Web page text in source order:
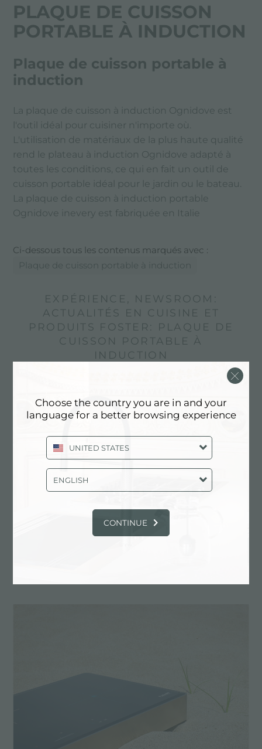
PLAQUE DE CUISSON
PORTABLE À INDUCTION
Plaque de cuisson portable à
induction
La plaque de cuisson à induction Ognidove est
l'outil idéal pour cuisiner n'importe où.
L'utilisation de matériaux de la plus haute qualité
rend le plateau à induction Ognidove adapté à
toutes les conditions, ce qui en fait un outil de
cuisson portable idéal pour le jardin ou le bateau.
La plaque de cuisson à induction portable
Ognidove inevery est fabriquée en Italie
Ci-dessous tous les contenus marqués avec :
Plaque de cuisson portable à induction
EXPÉRIENCE, NEWSROOM:
ACTUALITÉS EN CUISINE ET
PRODUITS FOSTER: PLAQUE DE
CUISSON PORTABLE À
INDUCTION
Choose the country you are in and your
language for a better browsing experience
UNITED STATES
ENGLISH
CONTINUE